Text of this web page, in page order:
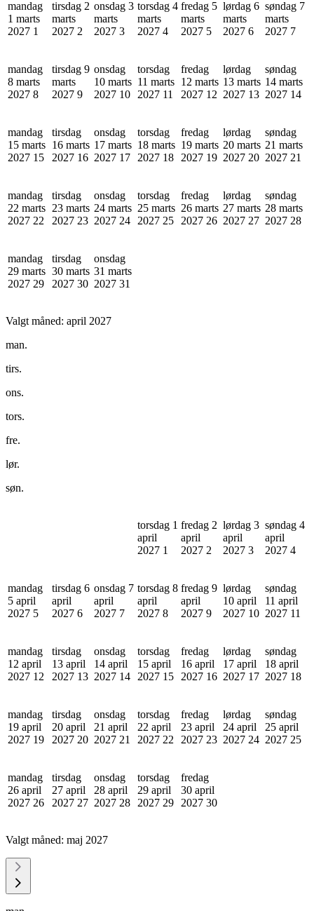
mandag
1 marts
2027 1
tirsdag 2
marts
2027 2
onsdag 3
marts
2027 3
torsdag 4
marts
2027 4
fredag 5
marts
2027 5
lørdag 6
marts
2027 6
søndag 7
marts
2027 7
mandag
8 marts
2027 8
tirsdag 9
marts
2027 9
onsdag
10 marts
2027 10
torsdag
11 marts
2027 11
fredag
12 marts
2027 12
lørdag
13 marts
2027 13
søndag
14 marts
2027 14
mandag
15 marts
2027 15
tirsdag
16 marts
2027 16
onsdag
17 marts
2027 17
torsdag
18 marts
2027 18
fredag
19 marts
2027 19
lørdag
20 marts
2027 20
søndag
21 marts
2027 21
mandag
22 marts
2027 22
tirsdag
23 marts
2027 23
onsdag
24 marts
2027 24
torsdag
25 marts
2027 25
fredag
26 marts
2027 26
lørdag
27 marts
2027 27
søndag
28 marts
2027 28
mandag
29 marts
2027 29
tirsdag
30 marts
2027 30
onsdag
31 marts
2027 31
Valgt måned: april 2027
man.
tirs.
ons.
tors.
fre.
lør.
søn.
torsdag 1
april
2027 1
fredag 2
april
2027 2
lørdag 3
april
2027 3
søndag 4
april
2027 4
mandag
5 april
2027 5
tirsdag 6
april
2027 6
onsdag 7
april
2027 7
torsdag 8
april
2027 8
fredag 9
april
2027 9
lørdag
10 april
2027 10
søndag
11 april
2027 11
mandag
12 april
2027 12
tirsdag
13 april
2027 13
onsdag
14 april
2027 14
torsdag
15 april
2027 15
fredag
16 april
2027 16
lørdag
17 april
2027 17
søndag
18 april
2027 18
mandag
19 april
2027 19
tirsdag
20 april
2027 20
onsdag
21 april
2027 21
torsdag
22 april
2027 22
fredag
23 april
2027 23
lørdag
24 april
2027 24
søndag
25 april
2027 25
mandag
26 april
2027 26
tirsdag
27 april
2027 27
onsdag
28 april
2027 28
torsdag
29 april
2027 29
fredag
30 april
2027 30
Valgt måned: maj 2027